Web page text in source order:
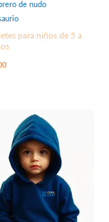
de nudo
para niños de 5 a